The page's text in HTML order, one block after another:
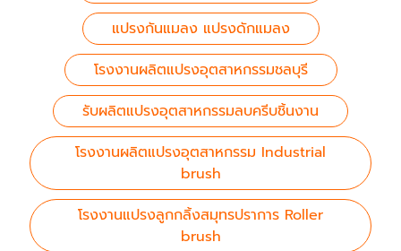
แปรงกันแมลง แปรงดักแมลง
โรงงานผลิตแปรงอุตสาหกรรมชลบุรี
รับผลิตแปรงอุตสาหกรรมลบครีบชิ้นงาน
โรงงานผลิตแปรงอุตสาหกรรม Industrial
brush
โรงงานแปรงลูกกลิ้งสมุทรปราการ Roller
brush